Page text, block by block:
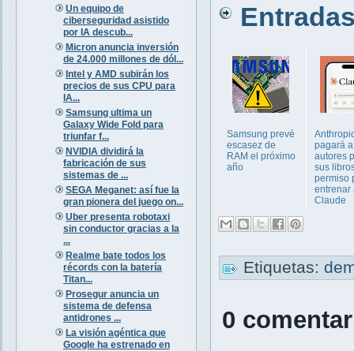
Un equipo de
ciberseguridad asistido
por IA descub...
Micron anuncia inversión
de 24.000 millones de dól...
Intel y AMD subirán los
precios de sus CPU para
IA...
Samsung ultima un
Galaxy Wide Fold para
triunfar f...
NVIDIA dividirá la
fabricación de sus
sistemas de ...
SEGA Meganet: así fue la
gran pionera del juego on...
Uber presenta robotaxi
sin conductor gracias a la
...
Realme bate todos los
récords con la batería
Titan...
Prosegur anuncia un
sistema de defensa
antidrones ...
La visión agéntica que
Google ha estrenado en
Entradas
Samsung prevé
escasez de
RAM el próximo
año
pagará a
autores
sus
permiso
entrenar
Claude
Etiquetas:
0